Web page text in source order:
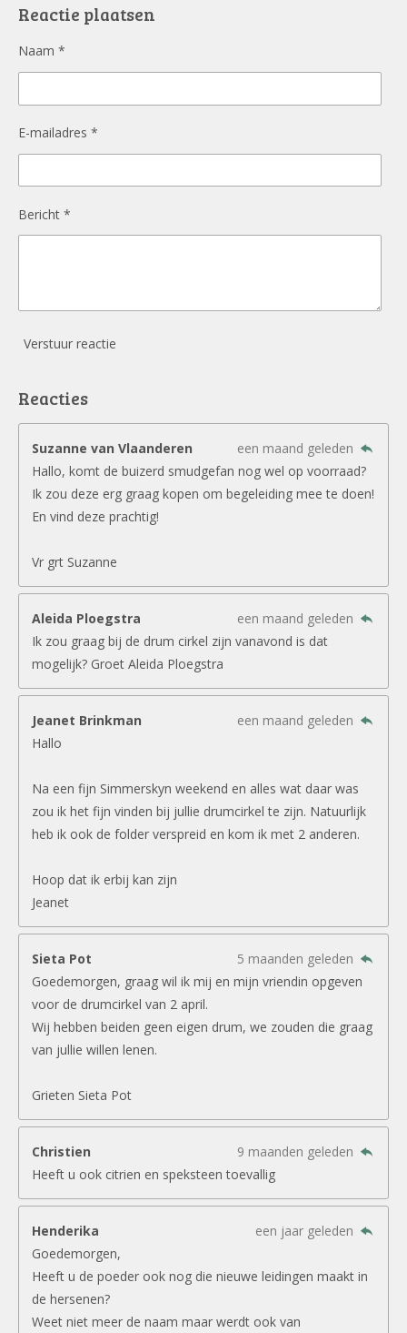
o
Reactie plaatsen
Naam *
E-mailadres *
Bericht *
Verstuur reactie
Reacties
Suzanne van Vlaanderen
een maand geleden
Hallo, komt de buizerd smudgefan nog wel op voorraad?
Ik zou deze erg graag kopen om begeleiding mee te doen!
En vind deze prachtig!
Vr grt Suzanne
Aleida Ploegstra
een maand geleden
Ik zou graag bij de drum cirkel zijn vanavond is dat
mogelijk? Groet Aleida Ploegstra
Jeanet Brinkman
een maand geleden
Hallo
Na een fijn Simmerskyn weekend en alles wat daar was
zou ik het fijn vinden bij jullie drumcirkel te zijn. Natuurlijk
heb ik ook de folder verspreid en kom ik met 2 anderen.
Hoop dat ik erbij kan zijn
Jeanet
Sieta Pot
5 maanden geleden
Goedemorgen, graag wil ik mij en mijn vriendin opgeven
voor de drumcirkel van 2 april.
Wij hebben beiden geen eigen drum, we zouden die graag
van jullie willen lenen.
Grieten Sieta Pot
Christien
9 maanden geleden
Heeft u ook citrien en speksteen toevallig
Henderika
een jaar geleden
Goedemorgen,
Heeft u de poeder ook nog die nieuwe leidingen maakt in
de hersenen?
Weet niet meer de naam maar werdt ook van